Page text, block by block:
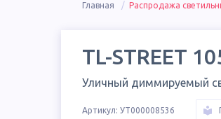
Главная Распродажа
TL-STREET
Уличный диммируемый
Артикул: УТ000008536